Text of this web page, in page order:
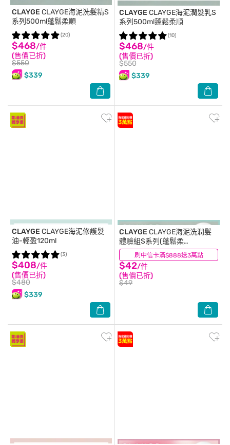
CLAYGE CLAYGE海泥洗髮精S
系列500ml蓬鬆柔順
$468/件
(售價已折)
$550
$339
(20)
CLAYGE CLAYGE海泥潤髮乳S
系列500ml蓬鬆柔順
$468/件
(售價已折)
$550
$339
(10)
CLAYGE CLAYGE海泥修護髮
油-輕盈120ml
$408/件
(售價已折)
$480
$339
(3) 刷中信卡滿$888送3萬點
CLAYGE CLAYGE海泥洗潤髮
體驗組S系列(蓬鬆柔
順)10+10ml
$42/件
(售價已折)
$49
(6)